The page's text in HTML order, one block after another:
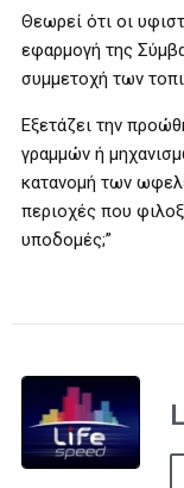
Θεωρεί ότι οι
εφαρμογή της
συμμετοχή των
Εξετάζει την
γραμμών ή
κατανομή των
περιοχές που
υποδομές;”